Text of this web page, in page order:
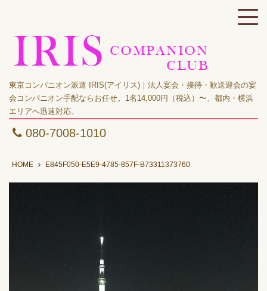
東京コンパニオン派遣 IRIS(アイリス)｜法人宴会・接待・歓送迎会の宴
会コンパニオン手配ならお任せ。1名14,000円（税込）〜、都内・横浜
エリアへ迅速対応。
080-7008-1010
HOME E845F050-E5E9-4785-857F-B73311373760